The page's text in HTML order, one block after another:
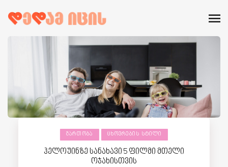
ᲒᲐᲠᲗᲝᲑᲐ ᲪᲮᲝᲕᲠᲔᲑᲘᲡ ᲡᲢᲘᲚᲘ
ჰელოუინზე სანახავი 5 ფილმი მთელი
ოჯახისთვის